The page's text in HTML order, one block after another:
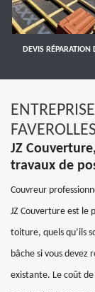
DEVIS RÉPARATION
JZ
travaux de
Couvreur
JZ Couverture est le
toiture, quels qu’ils
bâche si vous devez
existante. Le coût